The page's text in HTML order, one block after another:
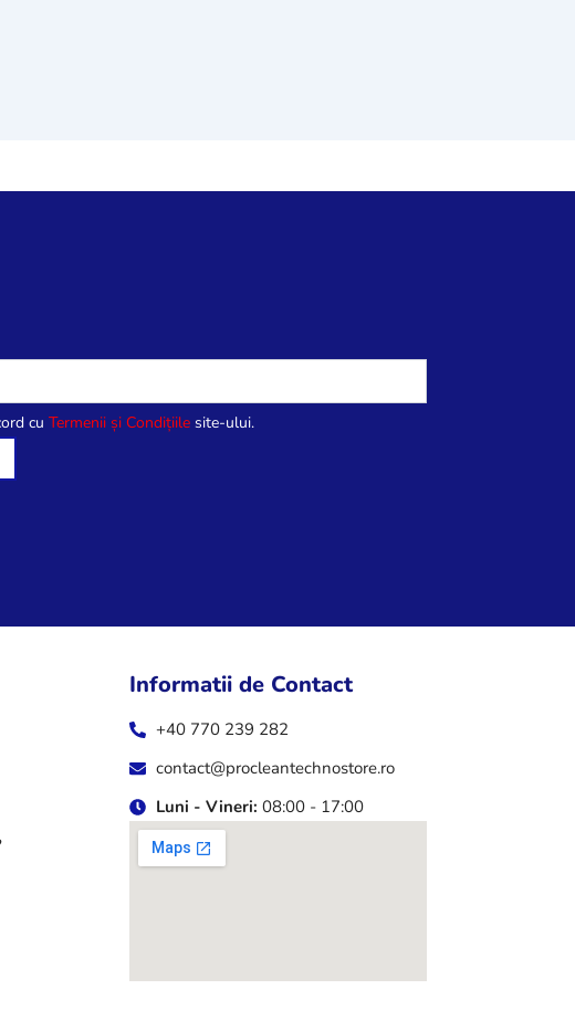
cu Termenii și Condițiile site-ului.
Informatii de Contact
+40 770 239 282
contact@procleantechnostore.ro
Luni - Vineri: 08:00 - 17:00